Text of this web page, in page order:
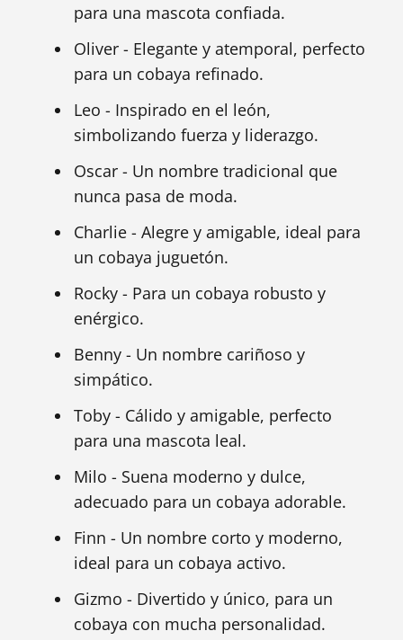
para una mascota confiada.
Oliver - Elegante y atemporal, perfecto
para un cobaya refinado.
Leo - Inspirado en el león,
simbolizando fuerza y liderazgo.
Oscar - Un nombre tradicional que
nunca pasa de moda.
Charlie - Alegre y amigable, ideal para
un cobaya juguetón.
Rocky - Para un cobaya robusto y
enérgico.
Benny - Un nombre cariñoso y
simpático.
Toby - Cálido y amigable, perfecto
para una mascota leal.
Milo - Suena moderno y dulce,
adecuado para un cobaya adorable.
Finn - Un nombre corto y moderno,
ideal para un cobaya activo.
Gizmo - Divertido y único, para un
cobaya con mucha personalidad.